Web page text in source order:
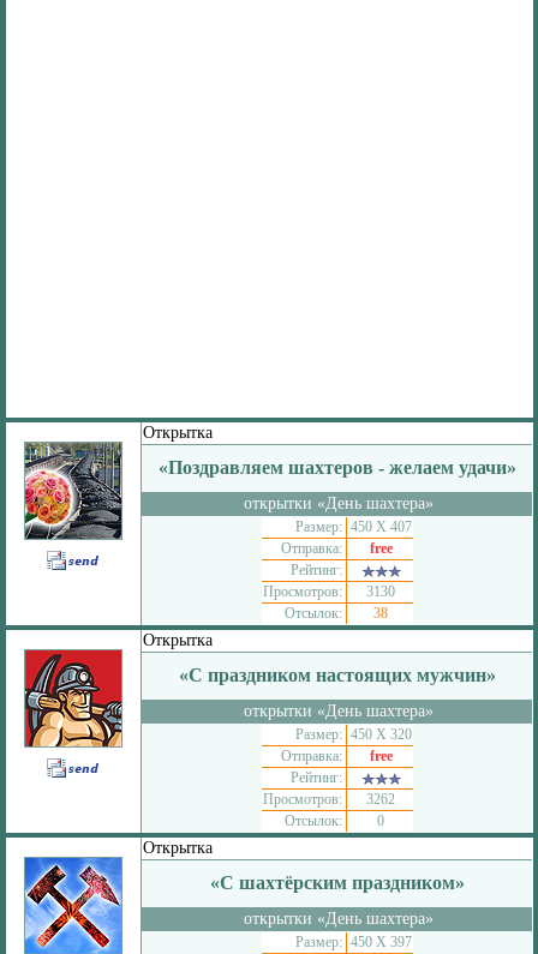
Открытка
«Поздравляем шахтеров - желаем удачи»
открытки «День шахтера»
Размер: 450 Х 407
Отправка:
free
Рейтинг:
Просмотров:
3130
Отсылок:
38
Открытка
«С праздником настоящих мужчин»
открытки «День шахтера»
Размер: 450 Х 320
Отправка:
free
Рейтинг:
Просмотров:
3262
Отсылок:
0
Открытка
«С шахтёрским праздником»
открытки «День шахтера»
Размер: 450 Х 397